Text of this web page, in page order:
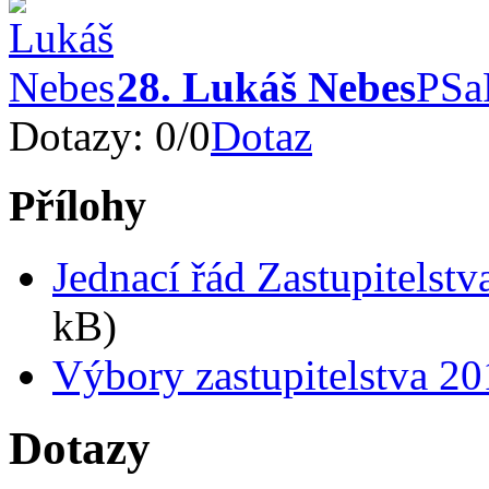
28. Lukáš Nebes
Dotazy: 0/0Dotaz
Přílohy
Jednací řád
kB)
Výbory zastupitelstva
Dotazy